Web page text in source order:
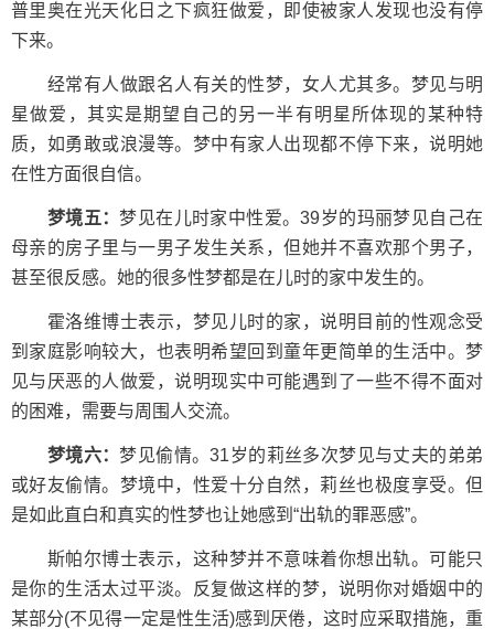
普里奥在光天化日之下疯狂做爱，即使被家人发现也没有停
下来。
经常有人做跟名人有关的性梦，女人尤其多。梦见与明
星做爱，其实是期望自己的另一半有明星所体现的某种特
质，如勇敢或浪漫等。梦中有家人出现都不停下来，说明她
在性方面很自信。
梦境五： 梦见在儿时家中性爱。39岁的玛丽梦见自己在
母亲的房子里与一男子发生关系，但她并不喜欢那个男子，
甚至很反感。她的很多性梦都是在儿时的家中发生的。
霍洛维博士表示，梦见儿时的家，说明目前的性观念受
到家庭影响较大，也表明希望回到童年更简单的生活中。梦
见与厌恶的人做爱，说明现实中可能遇到了一些不得不面对
的困难，需要与周围人交流。
梦境六： 梦见偷情。31岁的莉丝多次梦见与丈夫的弟弟
或好友偷情。梦境中，性爱十分自然，莉丝也极度享受。但
是如此直白和真实的性梦也让她感到“出轨的罪恶感”。
斯帕尔博士表示，这种梦并不意味着你想出轨。可能只
是你的生活太过平淡。反复做这样的梦，说明你对婚姻中的
某部分(不见得一定是性生活)感到厌倦，这时应采取措施，重